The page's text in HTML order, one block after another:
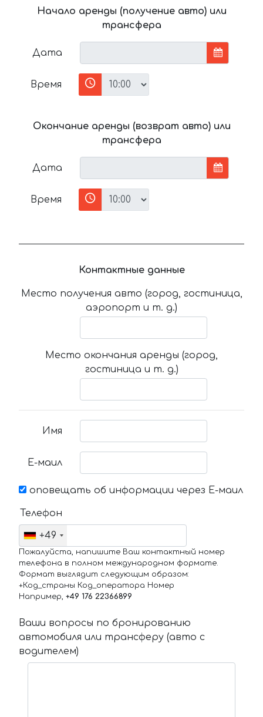
Начало аренды (получение авто) или
трансфера
Дата
Время
Окончание аренды (возврат авто) или
трансфера
Дата
Время
Контактные данные
Место получения авто (город, гостиница,
аэропорт и т. д.)
Место окончания аренды (город,
гостиница и т. д.)
Имя
Е-маил
оповещать об информации через Е-маил
Телефон
+49
Пожалуйста, напишите Ваш контактный номер
телефона в полном международном формате.
Формат выглядит следующим образом:
+Код_страны Код_оператора Номер
Например, +49 176 22366899
Ваши вопросы по бронированию
автомобиля или трансферу (авто с
водителем)